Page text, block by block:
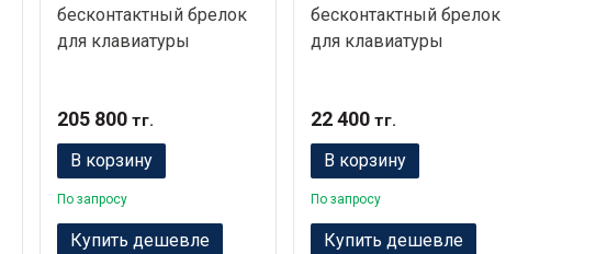
бесконтактный брелок
для клавиатуры
205 800тг.
В корзину
По запросу
Купить дешевле
бесконтактный брелок
для клавиатуры
22 400 тг.
В корзину
По запросу
Купить дешевле